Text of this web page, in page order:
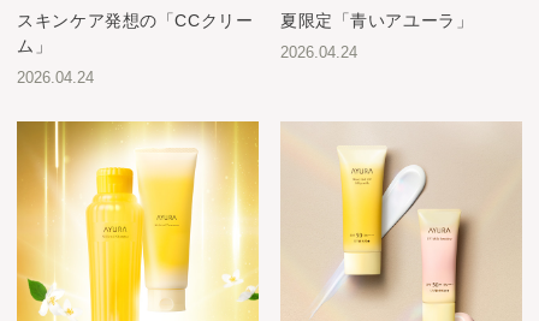
スキンケア発想の「CCクリー
ム」
2026.04.24
夏限定「青いアユーラ」
2026.04.24